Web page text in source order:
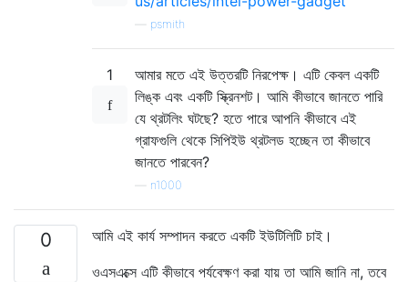
psmith
1
আমার মতে এই উত্তরটি নিরপেক্ষ। এটি কেবল একটি
লিঙ্ক এবং একটি স্ক্রিনশট। আমি কীভাবে জানতে পারি
যে থ্রটলিং ঘটছে? হতে পারে আপনি কীভাবে এই
গ্রাফগুলি থেকে সিপিইউ থ্রটলড হচ্ছেন তা কীভাবে
জানতে পারবেন?
n1000
0
আমি এই কার্য সম্পাদন করতে একটি ইউটিলিটি চাই।
ওএসএক্সে এটি কীভাবে পর্যবেক্ষণ করা যায় তা আমি জানি না, তবে